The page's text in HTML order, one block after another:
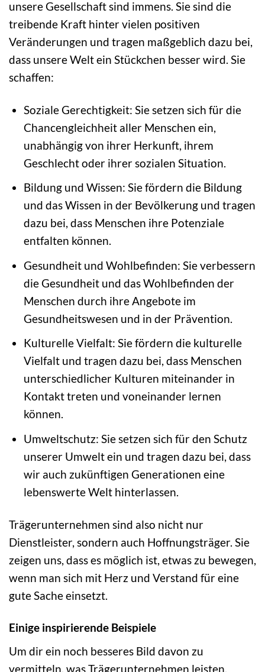
unsere Gesellschaft sind immens. Sie sind die
treibende Kraft hinter vielen positiven
Veränderungen und tragen maßgeblich dazu bei,
dass unsere Welt ein Stückchen besser wird. Sie
schaffen:
Soziale Gerechtigkeit: Sie setzen sich für die
Chancengleichheit aller Menschen ein,
unabhängig von ihrer Herkunft, ihrem
Geschlecht oder ihrer sozialen Situation.
Bildung und Wissen: Sie fördern die Bildung
und das Wissen in der Bevölkerung und tragen
dazu bei, dass Menschen ihre Potenziale
entfalten können.
Gesundheit und Wohlbefinden: Sie verbessern
die Gesundheit und das Wohlbefinden der
Menschen durch ihre Angebote im
Gesundheitswesen und in der Prävention.
Kulturelle Vielfalt: Sie fördern die kulturelle
Vielfalt und tragen dazu bei, dass Menschen
unterschiedlicher Kulturen miteinander in
Kontakt treten und voneinander lernen
können.
Umweltschutz: Sie setzen sich für den Schutz
unserer Umwelt ein und tragen dazu bei, dass
wir auch zukünftigen Generationen eine
lebenswerte Welt hinterlassen.
Trägerunternehmen sind also nicht nur
Dienstleister, sondern auch Hoffnungsträger. Sie
zeigen uns, dass es möglich ist, etwas zu bewegen,
wenn man sich mit Herz und Verstand für eine
gute Sache einsetzt.
Einige inspirierende Beispiele
Um dir ein noch besseres Bild davon zu
vermitteln, was Trägerunternehmen leisten,